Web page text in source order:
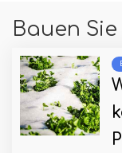
Bauen